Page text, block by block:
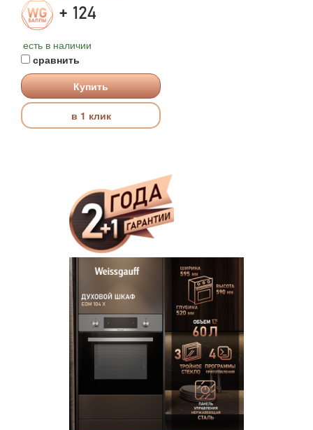
+ 124
есть в наличии
сравнить
Купить
в 1 клик